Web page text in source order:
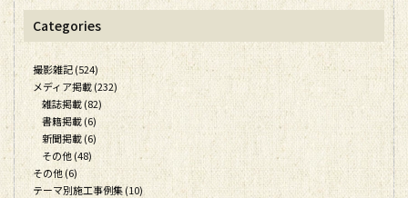
Categories
撮影雑記 (524)
メディア掲載 (232)
雑誌掲載 (82)
書籍掲載 (6)
新聞掲載 (6)
その他 (48)
その他 (6)
テーマ別施工事例集 (10)